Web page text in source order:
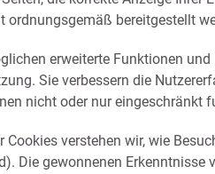
ordnungsgemäß bereitgestellt
erweiterte Funktionen
Sie verbessern die
nicht oder nur eingeschränkt
Cookies verstehen wir, wie
Die gewonnenen